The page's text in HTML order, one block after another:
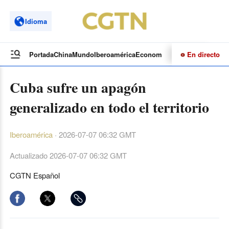
Idioma
PortadaChinaMundoIberoaméricaEconomía CulturaDeportes
En directo
Cuba sufre un apagón
generalizado en todo el territorio
Iberoamérica· 2026-07-07 06:32 GMT
Actualizado2026-07-07 06:32 GMT
CGTN Español